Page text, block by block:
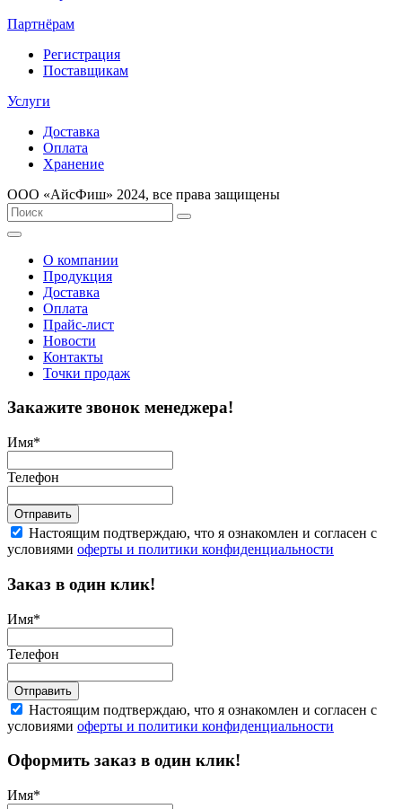
Партнёрам
Регистрация
Поставщикам
Услуги
Доставка
Оплата
Хранение
ООО «AйсФиш» 2024, все права защищены
О компании
Продукция
Доставка
Оплата
Прайс-лист
Новости
Контакты
Точки продаж
Закажите звонок менеджера!
Имя*
Телефон
Отправить
Настоящим подтверждаю, что я ознакомлен и согласен с
условиями оферты и политики конфиденциальности
Заказ в один клик!
Имя*
Телефон
Отправить
Настоящим подтверждаю, что я ознакомлен и согласен с
условиями оферты и политики конфиденциальности
Оформить заказ в один клик!
Имя*